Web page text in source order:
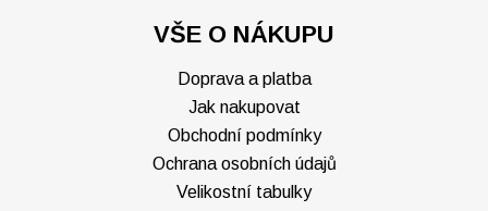
VŠE O NÁKUPU
Doprava a platba
Jak nakupovat
Obchodní podmínky
Ochrana osobních údajů
Velikostní tabulky